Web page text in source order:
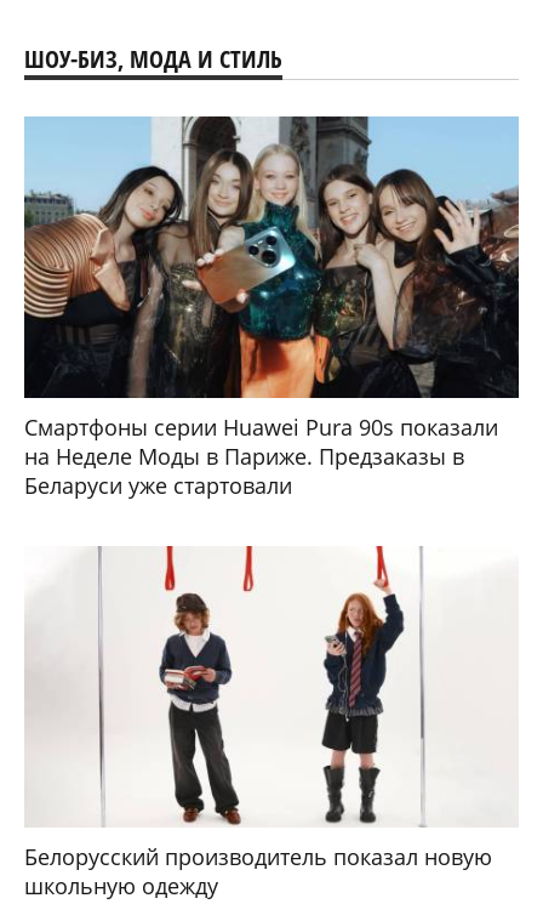
ШОУ-БИЗ, МОДА И СТИЛЬ
Смартфоны серии Huawei Pura 90s показали
на Неделе Моды в Париже. Предзаказы в
Беларуси уже стартовали
Белорусский производитель показал новую
школьную одежду